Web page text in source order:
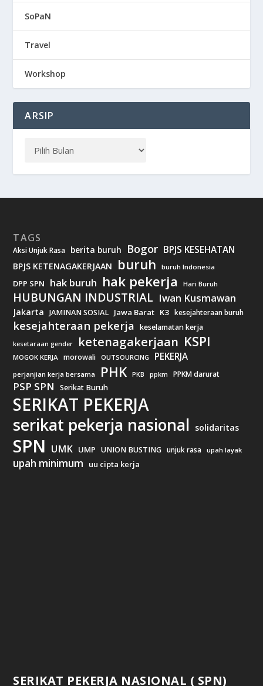
SoPaN
Travel
Workshop
ARSIP
TAGS
Aksi Unjuk Rasa berita buruh Bogor BPJS KESEHATAN
BPJS KETENAGAKERJAAN buruh buruh Indonesia
DPP SPN hak buruh hak pekerja Hari Buruh
HUBUNGAN INDUSTRIAL Iwan Kusmawan
Jakarta JAMINAN SOSIAL Jawa Barat K3 kesejahteraan buruh
kesejahteraan pekerja keselamatan kerja
kesetaraan gender ketenagakerjaan KSPI
MOGOK KERJA morowali OUTSOURCING PEKERJA
perjanjian kerja bersama PHK PKB ppkm PPKM darurat
PSP SPN Serikat Buruh
SERIKAT PEKERJA
serikat pekerja nasional solidaritas
SPN UMK UMP UNION BUSTING unjuk rasa upah layak
upah minimum uu cipta kerja
SERIKAT PEKERJA NASIONAL ( SPN)